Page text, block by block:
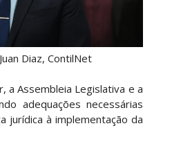
Diaz, ContilNet
a Assembleia Legislativa e a
adequações necessárias
jurídica à implementação da